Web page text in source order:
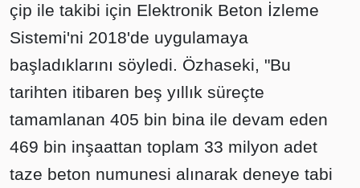
çip ile takibi için Elektronik Beton İzleme
Sistemi'ni 2018'de uygulamaya
başladıklarını söyledi. Özhaseki, "Bu
tarihten itibaren beş yıllık süreçte
tamamlanan 405 bin bina ile devam eden
469 bin inşaattan toplam 33 milyon adet
taze beton numunesi alınarak deneye tabi